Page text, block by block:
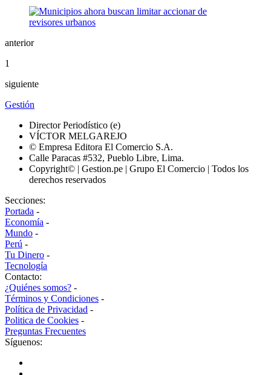
anterior
1
siguiente
Gestión
Director Periodístico (e)
VÍCTOR MELGAREJO
© Empresa Editora El Comercio S.A.
Calle Paracas #532, Pueblo Libre, Lima.
Copyright© | Gestion.pe | Grupo El Comercio | Todos los
derechos reservados
Secciones:
Portada -
Economía -
Mundo -
Perú -
Tu Dinero -
Tecnología
Contacto:
¿Quiénes somos? -
Términos y Condiciones -
Política de Privacidad -
Politica de Cookies -
Preguntas Frecuentes
Síguenos: